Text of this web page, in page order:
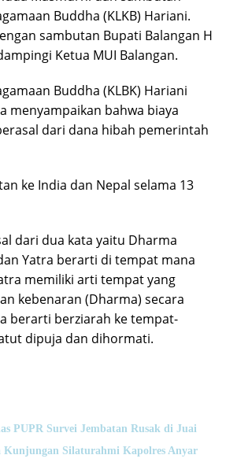
Buddha (KLKB) Hariani.
sambutan Bupati Balangan H
Ketua MUI Balangan.
Buddha (KLBK) Hariani
menyampaikan bahwa biaya
dari dana hibah pemerintah
ke India dan Nepal selama 13
dari dua kata yaitu Dharma
Yatra berarti di tempat mana
memiliki arti tempat yang
kebenaran (Dharma) secara
berarti berziarah ke tempat-
dipuja dan dihormati.
PUPR Survei Jembatan Rusak di Juai
Kunjungan Silaturahmi Kapolres Anyar